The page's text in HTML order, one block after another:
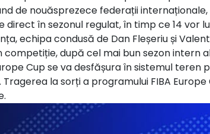
de nouăsprezece federații
direct în sezonul regulat, în timp ce 14 vor
echipa condusă de Dan Fleșeriu și
competiție, după cel mai bun sezon intern
Cup se va desfășura în sistemul
la sorți a programului FIBA